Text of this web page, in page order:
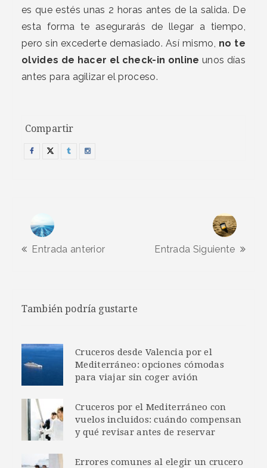
es que estés unas 2 horas antes de la salida. De
esta forma te asegurarás de llegar a tiempo,
pero sin excederte demasiado. Así mismo, no te
olvides de hacer el check-in online unos días
antes para agilizar el proceso.
Compartir
Entrada anterior Entrada Siguiente
También podría gustarte
Cruceros desde Valencia por el
Mediterráneo: opciones cómodas
para viajar sin coger avión
Cruceros por el Mediterráneo con
vuelos incluidos: cuándo compensan
y qué revisar antes de reservar
Errores comunes al elegir un crucero